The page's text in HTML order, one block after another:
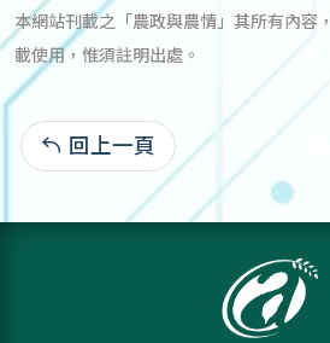
本網站刊載之「農政與農情」其所有內容
載使用，惟須註明出處。
回上一頁